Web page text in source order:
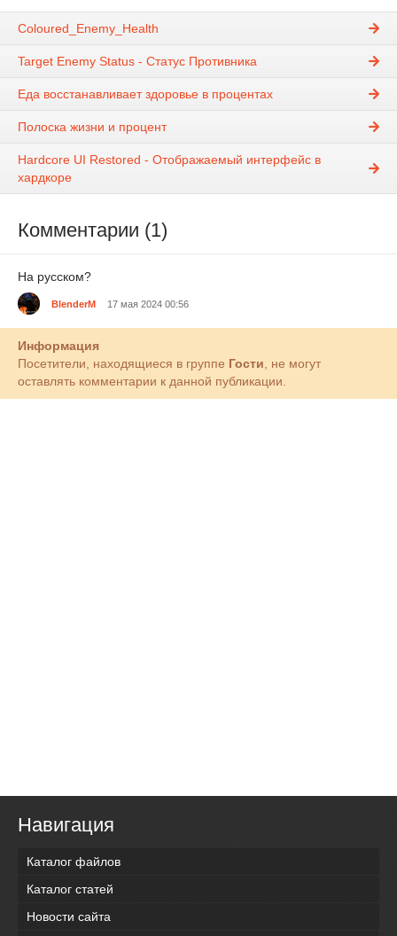
Coloured_Enemy_Health
Target Enemy Status - Статус Противника
Еда восстанавливает здоровье в процентах
Полоска жизни и процент
Hardcore UI Restored - Отображаемый интерфейс в
хардкоре
Комментарии (1)
На русском?
BlenderM 17 мая 2024 00:56
Информация
Посетители, находящиеся в группе Гости , не могут
оставлять комментарии к данной публикации.
Навигация
Каталог файлов
Каталог статей
Новости сайта